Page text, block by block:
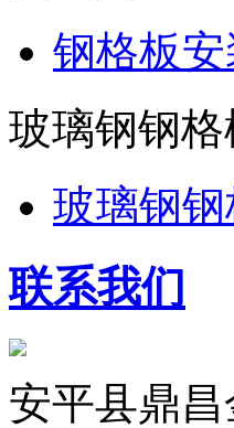
钢格板安
玻璃钢钢格
玻璃钢
联系我们
安平县鼎